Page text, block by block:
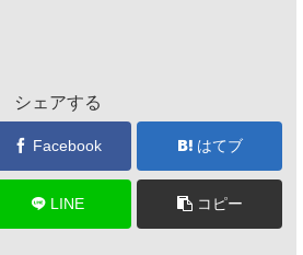
シェアする
Facebook はてブ
LINE コピー